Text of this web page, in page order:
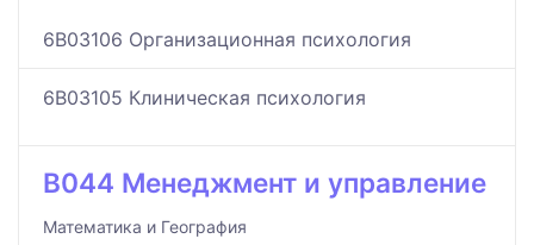
6B03106 Организационная психология
6B03105 Клиническая психология
B044 Менеджмент и управление
Математика и География